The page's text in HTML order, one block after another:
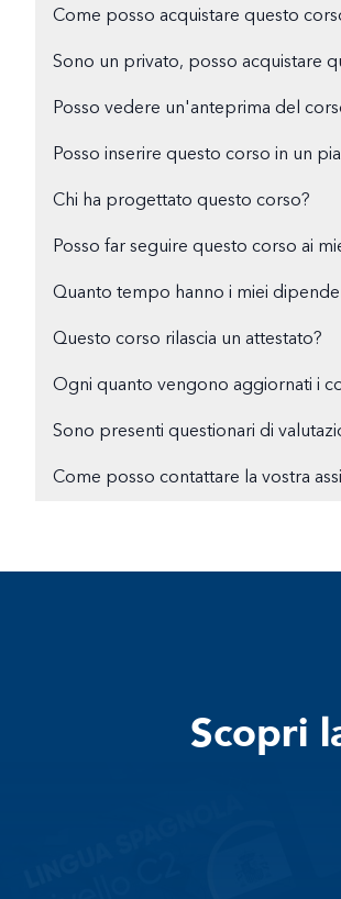
Come posso acquistare questo
Sono un privato, posso acquistare
Posso vedere un'anteprima del
Posso inserire questo corso in un
Chi ha progettato questo corso?
Posso far seguire questo corso ai
Quanto tempo hanno i miei
Questo corso rilascia un attestato?
Ogni quanto vengono aggiornati i
Sono presenti questionari di
Come posso contattare la vostra
Scopri